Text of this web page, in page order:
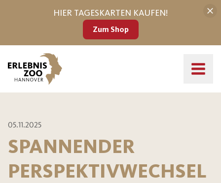
HIER TAGESKARTEN KAUFEN!
Zum Shop
05.11.2025
SPANNENDER
PERSPEKTIVWECHSEL